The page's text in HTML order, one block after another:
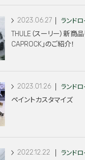
2023.06.27 ランド
THULE（スーリー）新商品
CAPROCK」のご紹介！
2023.01.26 ランド
ペイントカスタマイズ
2022.12.22 ランド